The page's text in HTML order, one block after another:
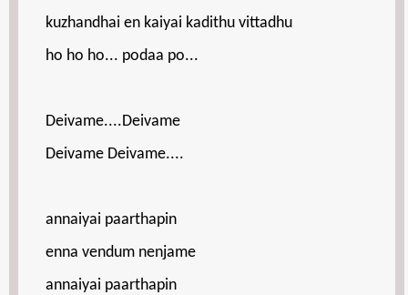
kuzhandhai en kaiyai kadithu vittadhu
ho ho ho... podaa po...
Deivame....Deivame
Deivame Deivame....
annaiyai paarthapin
enna vendum nenjame
annaiyai paarthapin